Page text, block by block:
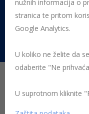
Pon - Pet 08:00 -
Rujevica 9/1,
Dnevna
od 1.
nužnih informacija o
stranica te pritom
Google Analytics.
U koliko ne želite da
odaberite "Ne
U suprotnom kliknite